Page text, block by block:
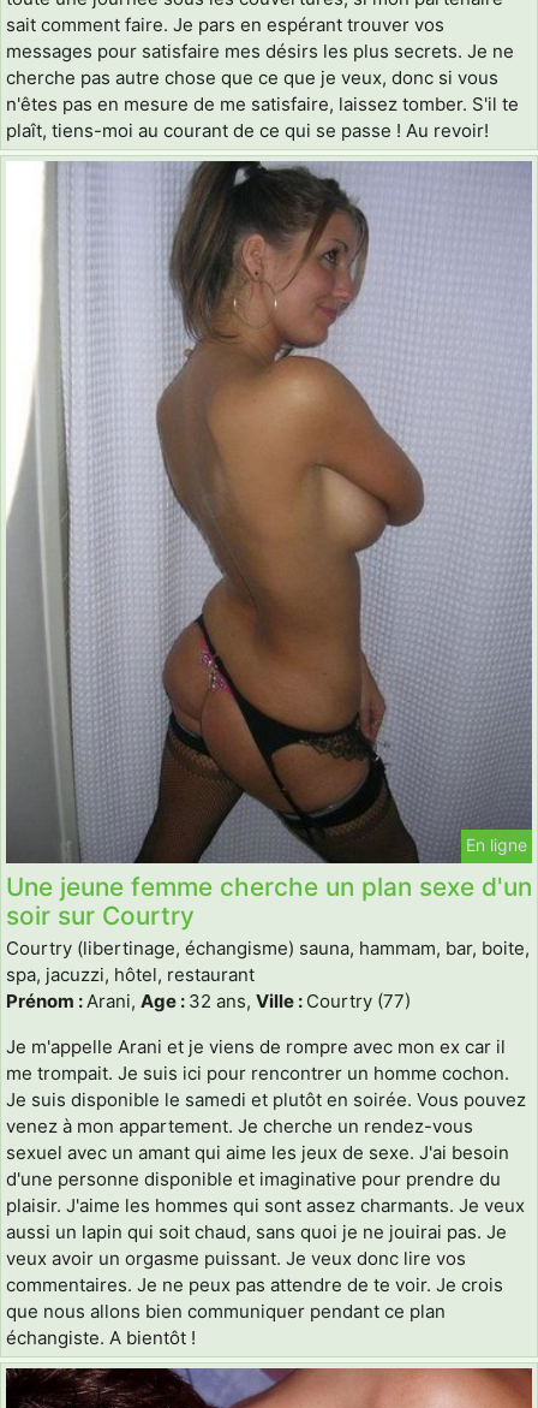
sait comment faire. Je pars en espérant trouver vos
messages pour satisfaire mes désirs les plus secrets. Je ne
cherche pas autre chose que ce que je veux, donc si vous
n'êtes pas en mesure de me satisfaire, laissez tomber. S'il te
plaît, tiens-moi au courant de ce qui se passe ! Au revoir!
En ligne
Une jeune femme cherche un plan sexe d'un
soir sur Courtry
Courtry (libertinage, échangisme) sauna, hammam, bar, boite,
spa, jacuzzi, hôtel, restaurant
Prénom :Arani, Age : 32 ans, Ville : Courtry (77)
Je m'appelle Arani et je viens de rompre avec mon ex car il
me trompait. Je suis ici pour rencontrer un homme cochon.
Je suis disponible le samedi et plutôt en soirée. Vous pouvez
venez à mon appartement. Je cherche un rendez-vous
sexuel avec un amant qui aime les jeux de sexe. J'ai besoin
d'une personne disponible et imaginative pour prendre du
plaisir. J'aime les hommes qui sont assez charmants. Je veux
aussi un lapin qui soit chaud, sans quoi je ne jouirai pas. Je
veux avoir un orgasme puissant. Je veux donc lire vos
commentaires. Je ne peux pas attendre de te voir. Je crois
que nous allons bien communiquer pendant ce plan
échangiste. A bientôt !